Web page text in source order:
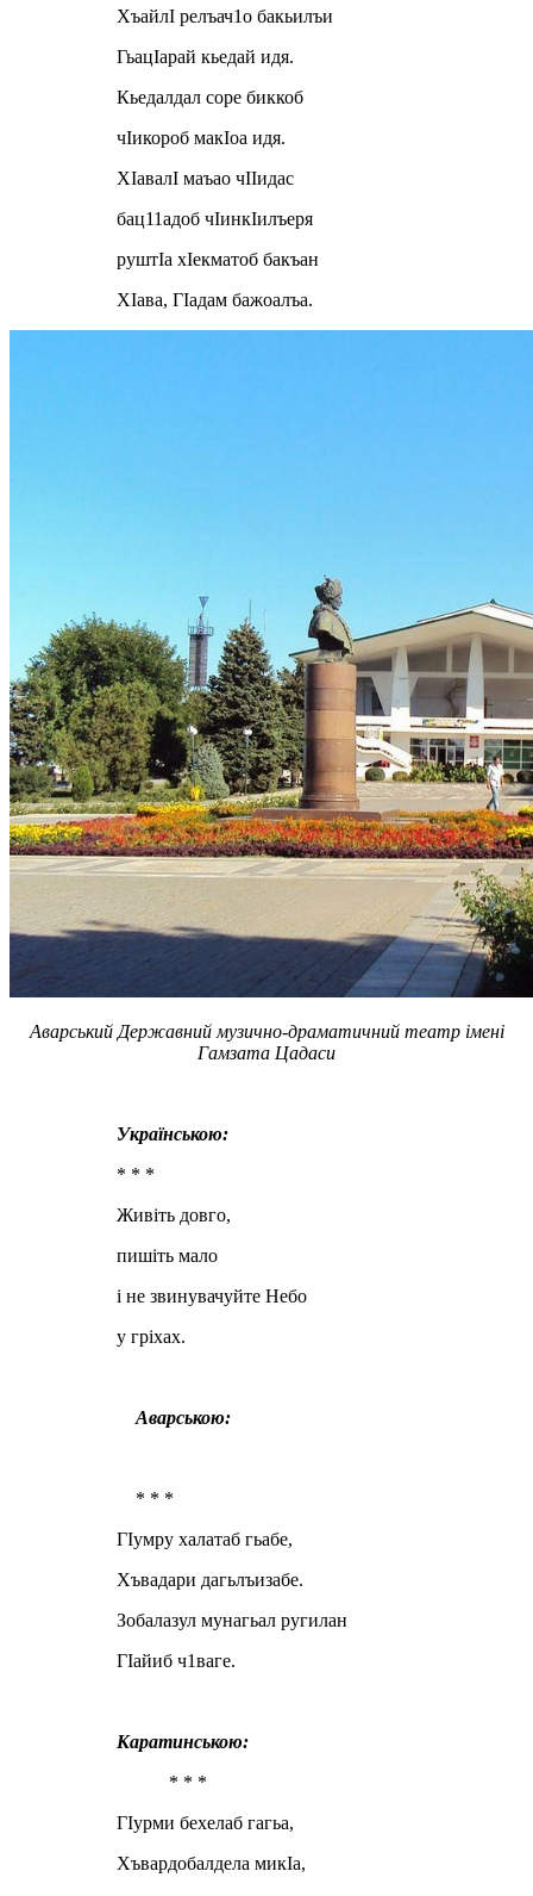
ХъайлI релъач1о бакьилъи
ГьацIарай кьедай идя.
Кьедалдал соре биккоб
чIикороб макIоа идя.
ХIавалI маъао чIIидас
бац11адоб чIинкIилъеря
руштIа хIекматоб бакъан
ХIава, ГIадам бажоалъа.
Аварський Державний музично-драматичний театр імені
Гамзата Цадаси
Українською:
* * *
Живіть довго,
пишіть мало
і не звинувачуйте Небо
у гріхах.
Аварською:
* * *
ГIумру халатаб гьабе,
Хъвадари дагьлъизабе.
Зобалазул мунагьал ругилан
ГIайиб ч1ваге.
Каратинською:
* * *
ГIурми бехелаб гагьа,
Хъвардобалдела микIа,